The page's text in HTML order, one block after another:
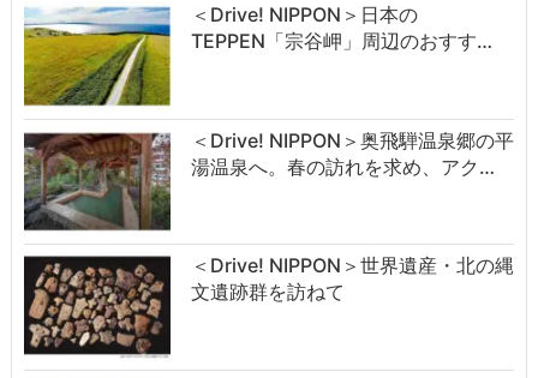
＜Drive! NIPPON＞日本の
TEPPEN「宗谷岬」周辺のおすす…
＜Drive! NIPPON＞奥飛騨温泉郷の平
湯温泉へ。春の訪れを求め、アク…
＜Drive! NIPPON＞世界遺産・北の縄
文遺跡群を訪ねて